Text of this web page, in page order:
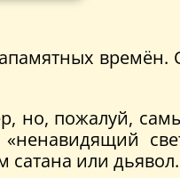
но, пожалуй,
«ненавидящий
сатана или дьявол.